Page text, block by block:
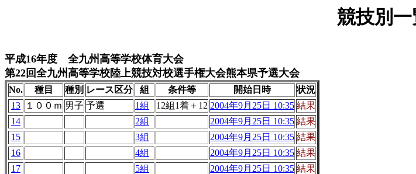
競技別
平成16年度 全九州高等学校体育大会
第22回全九州高等学校陸上競技対校選手権大会熊本県予選大会
No. 種目 種別 レース区分 組 条件等 開始日時
状況
13
１００ｍ 男子 予選 1組 12組1着＋12 2004年9月25日 10:35 結果
14
2組 2004年9月25日 10:35 結果
15
3組 2004年9月25日 10:35 結果
16
4組 2004年9月25日 10:35 結果
17
5組 2004年9月25日 10:35 結果